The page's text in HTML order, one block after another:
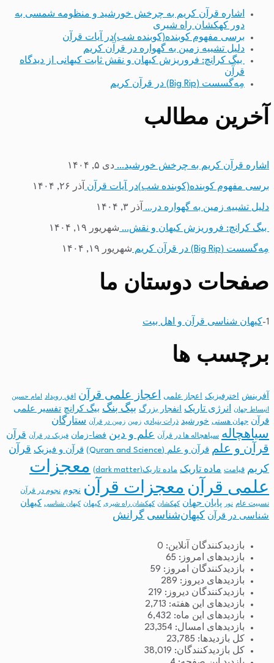
اشاره قرآن کریم به چرخش خورشید و منظومه شمسی به
دور کهکشان راه شیری
برسی مفهوم کوبنده(کوبنده شب)در آیات قرآن
دلیل تشبیه زمین به گهواره در قرآن کریم
بیگ کرانچ: فروریزش کیهان و نقش ثابت کیهانی از دیدگاه
قرآن
مِه‌گسست (Big Rip) در قرآن کریم
آخرین مطالب
اشاره قرآن کریم به چرخش خورشید… دی ۵, ۱۴۰۴
برسی مفهوم کوبنده(کوبنده شب)در آیات قرآن آذر ۲۶, ۱۴۰۴
دلیل تشبیه زمین به گهواره در… آذر ۳, ۱۴۰۴
بیگ کرانچ: فروریزش کیهان و نقش… شهریور ۱۹, ۱۴۰۴
مِه‌گسست (Big Rip) در قرآن کریم شهریور ۱۹, ۱۴۰۴
صفحات دوستان ما
1- کیهان شناسی قرآن و اهل بیت
برچسب ها
آفرینش اخترفیزیک اعجاز علمی اعجاز علمی قرآن افق رویداد امام حسین
انبساط جهان انرژی تاریک انفجار بزرگ بیگ بنگ بیگ کرانچ تفسیر علمی
قرآن جهان هستی خورشید ذرات بنیادی زمین زمین در قرآن ستارگان
سیاهچاله سیاهچاله ها در قرآن علم و دین فضا-زمان فیزیک در قرآن قرآن
قرآن و علم قرآن و علم (Quran and Science) قرآن و فیزیک قرآن
کریم قیامت ماده تاریک ماده تاریک(dark matter)
معجزات
علمی قرآن معجزات قرآن نجوم نجوم در قرآن
نسبیت عام نور پایان جهان کهکشان کهکشان راه شیری کیهان کیهان شناسی
کیهان
شناسی در قرآن
کیهان‌شناسی گرانش
بازدیدکنندگان آنلاین: 0
بازدیدهای امروز: 65
بازدیدکنندگان امروز: 59
بازدیدهای دیروز: 289
بازدیدکنندگان دیروز: 219
بازدیدهای این هفته: 2,713
بازدیدهای این ماه: 6,432
بازدیدهای امسال: 23,354
کل بازدیدها: 23,785
کل بازدیدکنند‌گان: 38,019